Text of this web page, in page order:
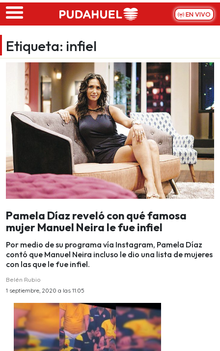
Skip to main content
EN VIVO
Etiqueta: infiel
Pamela Díaz reveló con qué famosa
mujer Manuel Neira le fue infiel
Por medio de su programa vía Instagram, Pamela Díaz
contó que Manuel Neira incluso le dio una lista de mujeres
con las que le fue infiel.
Belén Rubio
1 septiembre, 2020 a las 11:05